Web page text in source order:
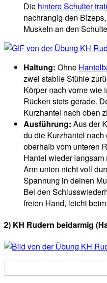
Die hintere Schulter
nachrangig den
Muskeln an den
Haltung: Ohne
zwei stabile Stühle
Körper nach vorne wie
Rücken stets gerade.
Kurzhantel nach oben
Ausführung: Aus der
du die Kurzhantel
oberhalb vom unteren
Hantel wieder
Arm unten nicht voll
Spannung in deinen
Bei den
freien Hand, leicht
2) KH Rudern beidarmig